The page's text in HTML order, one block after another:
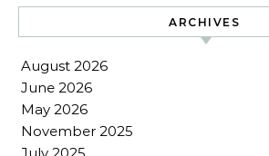
ARCHIVES
August 2026
June 2026
May 2026
November 2025